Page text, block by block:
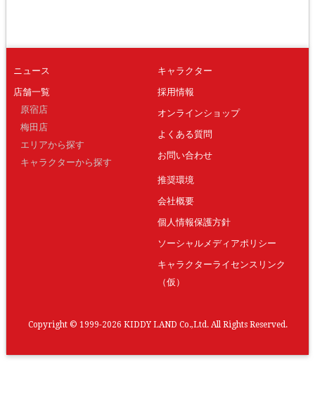
ニュース
店舗一覧
原宿店
梅田店
エリアから探す
キャラクターから探す
キャラクター
採用情報
オンラインショップ
よくある質問
お問い合わせ
推奨環境
会社概要
個人情報保護方針
ソーシャルメディアポリシー
キャラクターライセンスリンク
（仮）
Copyright © 1999-2026 KIDDY LAND Co.,Ltd. All Rights Reserved.